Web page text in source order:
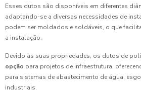
Esses dutos são disponíveis em diferentes
adaptando-se a diversas necessidades de
podem ser moldados e soldáveis, o que
a instalação.
Devido às suas propriedades, os dutos de
opção para projetos de infraestrutura,
para sistemas de abastecimento de água,
industriais.